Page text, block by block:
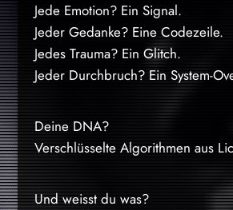
Jede Emotion? Ein Signal.
Jeder Gedanke? Eine Codezeile.
Jedes Trauma? Ein Glitch.
Jeder Durchbruch? Ein System-
Deine DNA?
Verschlüsselte Algorithmen aus
Und weisst du was?